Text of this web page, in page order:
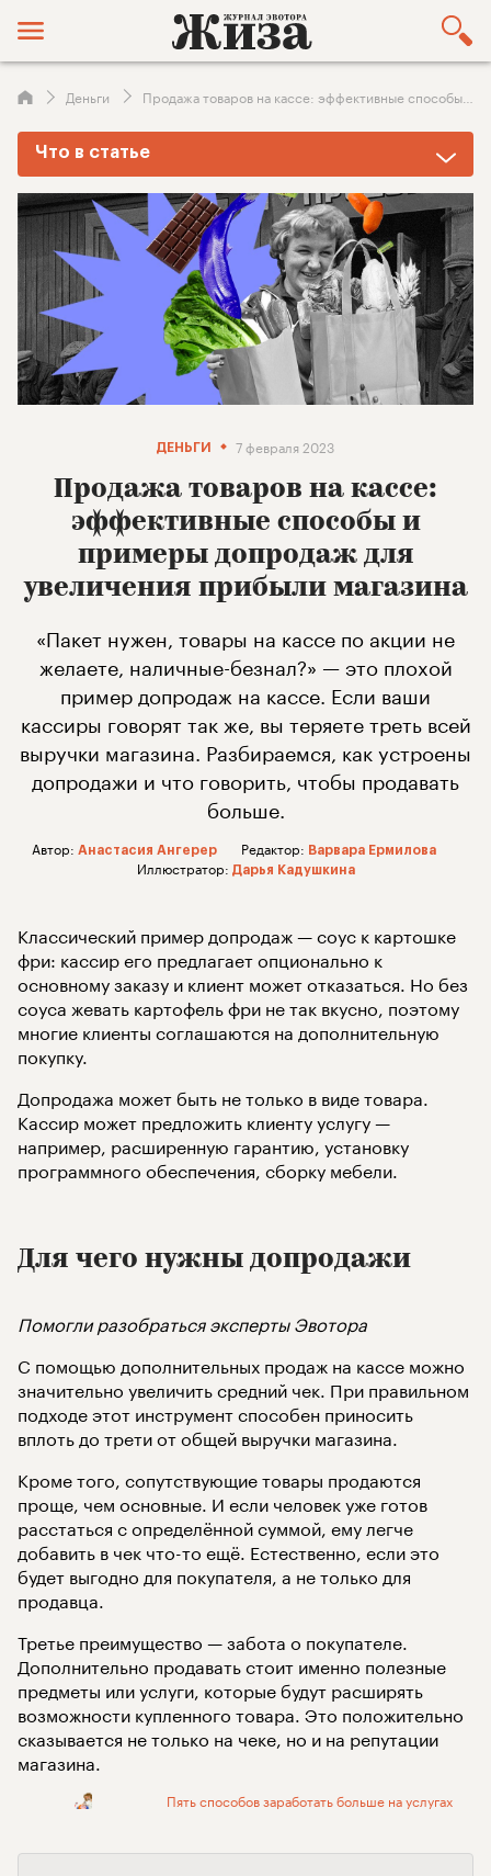
Деньги
Что в статье
Для чего нужны допродажи
Виды допродаж
Что и как продавать на кассе
Как научить кассиров продавать дополнительные товары
Правильная мотивация кассира
Особенности предложения дополнительных товаров на кассе
Подытожим
ДЕНЬГИ 7 февраля 2023
Продажа товаров на кассе:
эффективные способы и
примеры допродаж для
увеличения прибыли магазина
«Пакет нужен, товары на кассе по акции не
желаете, наличные-безнал?» — это плохой
пример допродаж на кассе. Если ваши
кассиры говорят так же, вы теряете треть всей
выручки магазина. Разбираемся, как устроены
допродажи и что говорить, чтобы продавать
больше.
Автор: Анастасия Ангерер Редактор: Варвара Ермилова
Иллюстратор: Дарья Кадушкина
Для чего нужны допродажи
Виды допродаж
Что и как продавать на кассе
Как научить кассиров продавать дополнительные товары
Правильная мотивация кассира
Особенности предложения дополнительных товаров на кассе
Подытожим
Классический пример допродаж — соус к картошке
фри: кассир его предлагает опционально к
основному заказу и клиент может отказаться. Но без
соуса жевать картофель фри не так вкусно, поэтому
многие клиенты соглашаются на дополнительную
покупку.
Допродажа может быть не только в виде товара.
Кассир может предложить клиенту услугу —
например, расширенную гарантию, установку
программного обеспечения, сборку мебели.
Для чего нужны допродажи
Помогли разобраться эксперты Эвотора
С помощью дополнительных продаж на кассе можно
значительно увеличить средний чек. При правильном
подходе этот инструмент способен приносить
вплоть до трети от общей выручки магазина.
Кроме того, сопутствующие товары продаются
проще, чем основные. И если человек уже готов
расстаться с определённой суммой, ему легче
добавить в чек что-то ещё. Естественно, если это
будет выгодно для покупателя, а не только для
продавца.
Третье преимущество — забота о покупателе.
Дополнительно продавать стоит именно полезные
предметы или услуги, которые будут расширять
возможности купленного товара. Это положительно
сказывается не только на чеке, но и на репутации
магазина.
Пять способов заработать больше на услугах